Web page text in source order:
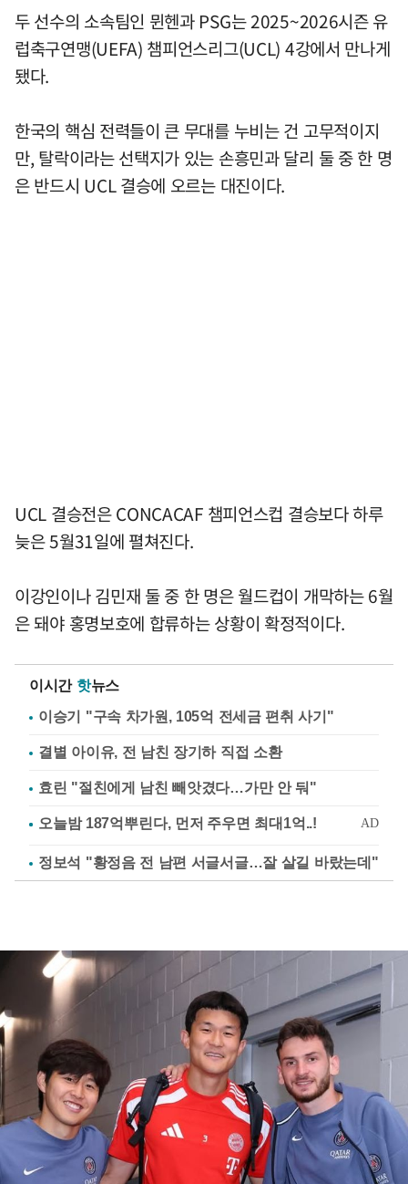
두 선수의 소속팀인 뮌헨과 PSG는 2025~2026시즌 유
럽축구연맹(UEFA) 챔피언스리그(UCL) 4강에서 만나게
됐다.
한국의 핵심 전력들이 큰 무대를 누비는 건 고무적이지
만, 탈락이라는 선택지가 있는 손흥민과 달리 둘 중 한 명
은 반드시 UCL 결승에 오르는 대진이다.
UCL 결승전은 CONCACAF 챔피언스컵 결승보다 하루
늦은 5월31일에 펼쳐진다.
이강인이나 김민재 둘 중 한 명은 월드컵이 개막하는 6월
은 돼야 홍명보호에 합류하는 상황이 확정적이다.
이시간 핫뉴스
이승기 "구속 차가원, 105억 전세금 편취 사기"
결별 아이유, 전 남친 장기하 직접 소환
효린 "절친에게 남친 빼앗겼다…가만 안 둬"
정보석 "황정음 전 남편 서글서글…잘 살길 바랐는데"